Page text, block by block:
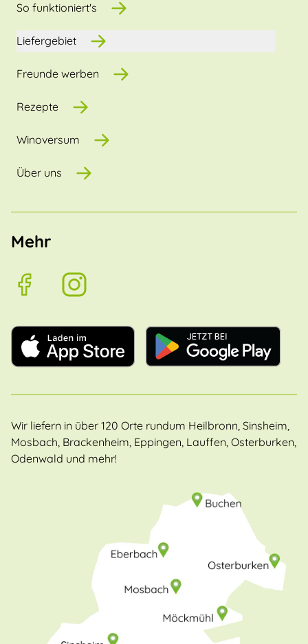
So funktioniert's
Liefergebiet
Freunde werben
Rezepte
Winoversum
Über uns
Mehr
Wir liefern in über 120 Orte rundum Heilbronn, Sinsheim,
Mosbach, Brackenheim, Eppingen, Lauffen, Osterburken,
Odenwald und mehr!